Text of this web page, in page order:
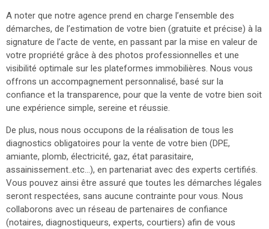
A noter que notre agence prend en charge l’ensemble des
démarches, de l’estimation de votre bien (gratuite et précise) à la
signature de l’acte de vente, en passant par la mise en valeur de
votre propriété grâce à des photos professionnelles et une
visibilité optimale sur les plateformes immobilières. Nous vous
offrons un accompagnement personnalisé, basé sur la
confiance et la transparence, pour que la vente de votre bien soit
une expérience simple, sereine et réussie.
De plus, nous nous occupons de la réalisation de tous les
diagnostics obligatoires pour la vente de votre bien (DPE,
amiante, plomb, électricité, gaz, état parasitaire,
assainissement..etc...), en partenariat avec des experts certifiés.
Vous pouvez ainsi être assuré que toutes les démarches légales
seront respectées, sans aucune contrainte pour vous. Nous
collaborons avec un réseau de partenaires de confiance
(notaires, diagnostiqueurs, experts, courtiers) afin de vous